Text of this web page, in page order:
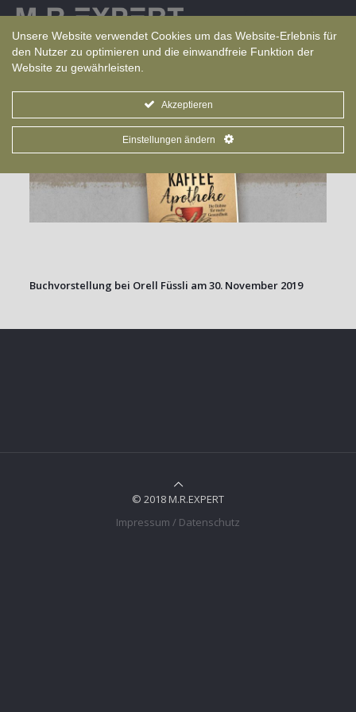
Buchvorstellung bei Orell Füssli am 30. November 2019
© 2018 M.R.EXPERT
Impressum / Datenschutz
Unsere Website verwendet Cookies um das Website-Erlebnis für
den Nutzer zu optimieren und die einwandfreie Funktion der
Website zu gewährleisten.
Akzeptieren
Einstellungen ändern